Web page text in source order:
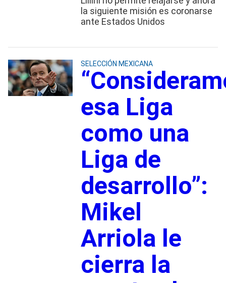
la siguiente misión es coronarse
ante Estados Unidos
SELECCIÓN MEXICANA
esa Liga
como una
Liga de
desarrollo”:
Mikel
Arriola le
cierra la